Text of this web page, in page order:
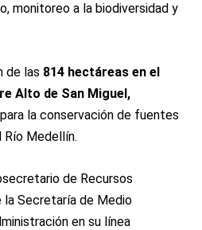
monitoreo a la biodiversidad y
de las 814 hectáreas en el
Alto de San Miguel,
la conservación de fuentes
Río Medellín.
de Recursos
la Secretaría de Medio
en su línea